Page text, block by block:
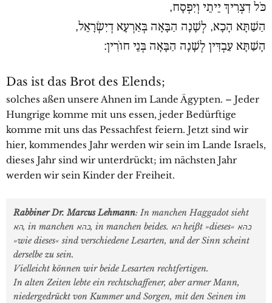
כֹּל דִצְרִיךְ יֵיתֵי וְיִפְסָח,
הַשַׁתָּא הָכָא, לְשָׁנָה הַבָּאָה בְּאַרְעָא דְיִשְׂרָאֵל,
הָשַׁתָּא עַבְדִּין לְשָׁנָה הַבָּאָה בְּנֵי חוֹרִין׃
Das ist das Brot des Elends;
solches aßen unsere Ahnen im Lande Ägypten. – Jeder
Hungrige komme mit uns essen, jeder Bedürftige
komme mit uns das Pessachfest feiern. Jetzt sind wir
hier, kommendes Jahr werden wir sein im Lande Israels,
dieses Jahr sind wir unterdrückt; im nächsten Jahr
werden wir sein Kinder der Freiheit.
Rabbiner Dr. Marcus Lehmann: In manchen Haggadot sieht
הא, in manchen כהא, in manchen beides. הא heißt »dieses« כהא
»wie dieses« sind verschiedene Lesarten, und der Sinn scheint
derselbe zu sein.
Vielleicht können wir beide Lesarten rechtfertigen.
In alten Zeiten lebte ein rechtschaffener, aber armer Mann,
niedergedrückt von Kummer und Sorgen, mit den Seinen im